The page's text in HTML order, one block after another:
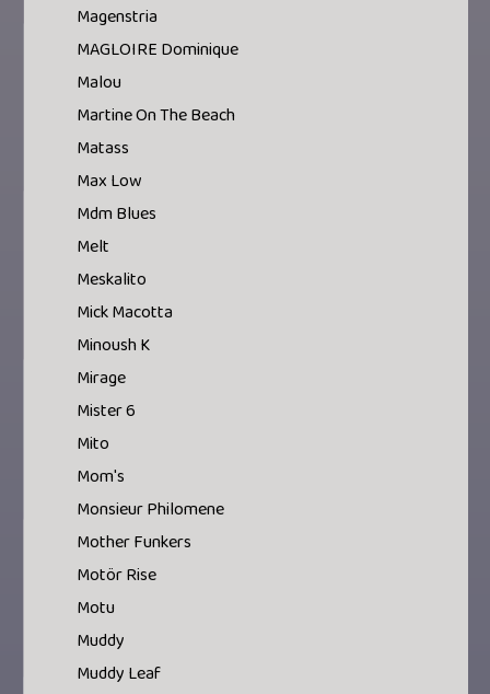
Magenstria
MAGLOIRE Dominique
Malou
Martine On The Beach
Matass
Max Low
Mdm Blues
Melt
Meskalito
Mick Macotta
Minoush K
Mirage
Mister 6
Mito
Mom's
Monsieur Philomene
Mother Funkers
Motör Rise
Motu
Muddy
Muddy Leaf